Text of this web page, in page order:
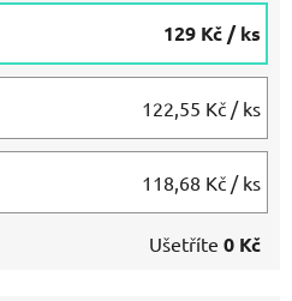
129 Kč / ks
122,55 Kč / ks
118,68 Kč / ks
Ušetříte 0 Kč